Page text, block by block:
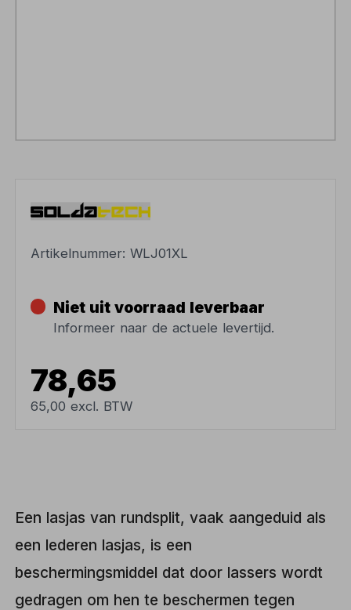
Artikelnummer:WLJ01XL
Niet uit voorraad leverbaar
Informeer naar de actuele levertijd.
78,65
65,00 excl. BTW
Een lasjas van rundsplit, vaak aangeduid als
een lederen lasjas, is een
beschermingsmiddel dat door lassers wordt
gedragen om hen te beschermen tegen